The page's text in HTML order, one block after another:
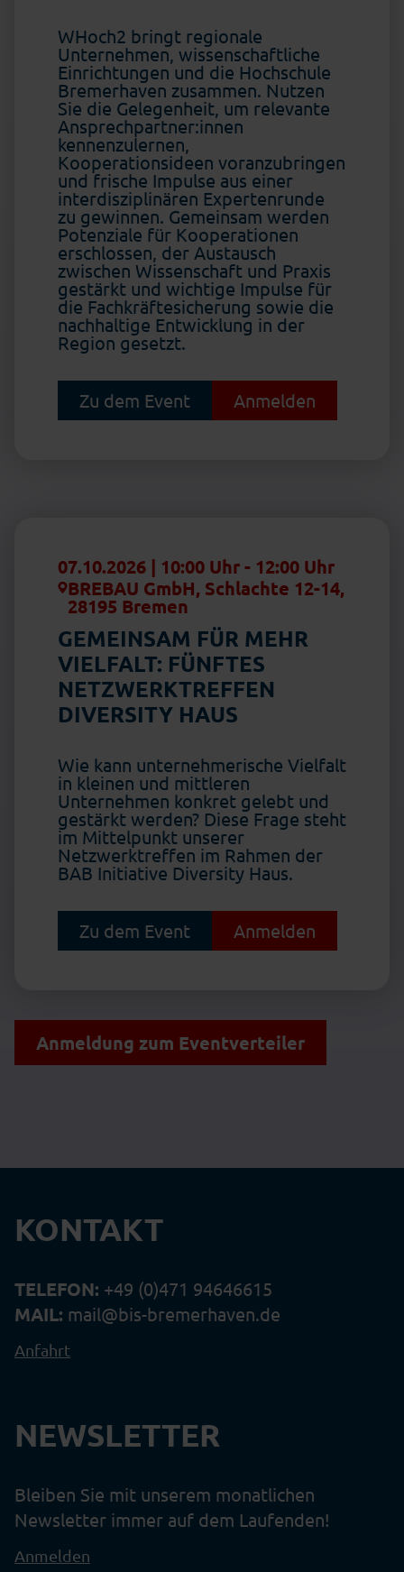
WHoch2 bringt regionale
Unternehmen, wissenschaftliche
Einrichtungen und die Hochschule
Bremerhaven zusammen. Nutzen
Sie die Gelegenheit, um relevante
Ansprechpartner:innen
kennenzulernen,
Kooperationsideen voranzubringen
und frische Impulse aus einer
interdisziplinären Expertenrunde
zu gewinnen. Gemeinsam werden
Potenziale für Kooperationen
erschlossen, der Austausch
zwischen Wissenschaft und Praxis
gestärkt und wichtige Impulse für
die Fachkräftesicherung sowie die
nachhaltige Entwicklung in der
Region gesetzt.
Zu dem Event Anmelden
07.10.2026 | 10:00 Uhr- 12:00 Uhr
BREBAU GmbH, Schlachte 12-14,
28195 Bremen
GEMEINSAM FÜR MEHR
VIELFALT: FÜNFTES
NETZWERKTREFFEN
DIVERSITY HAUS
Wie kann unternehmerische Vielfalt
in kleinen und mittleren
Unternehmen konkret gelebt und
gestärkt werden? Diese Frage steht
im Mittelpunkt unserer
Netzwerktreffen im Rahmen der
BAB Initiative Diversity Haus.
Zu dem Event Anmelden
Anmeldung zum Eventverteiler
KONTAKT
TELEFON: +49 (0)471 94646615
MAIL: mail@bis-bremerhaven.de
Anfahrt
NEWSLETTER
Bleiben Sie mit unserem monatlichen
Newsletter immer auf dem Laufenden!
Anmelden